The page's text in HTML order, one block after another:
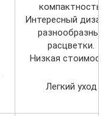
компактность.
Интересный
разнообразные
расцветки.
Низкая
Легкий уход